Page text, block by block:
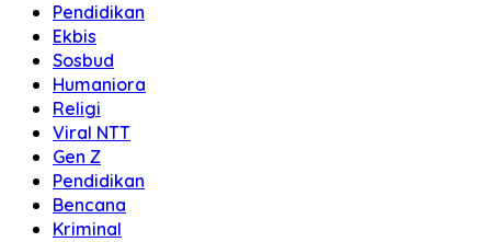
Pendidikan
Ekbis
Sosbud
Humaniora
Religi
Viral NTT
Gen Z
Pendidikan
Bencana
Kriminal